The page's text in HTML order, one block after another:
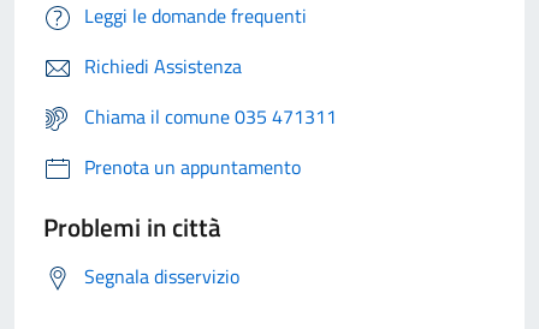
Leggi le domande frequenti
Richiedi Assistenza
Chiama il comune 035 471311
Prenota un appuntamento
Problemi in città
Segnala disservizio